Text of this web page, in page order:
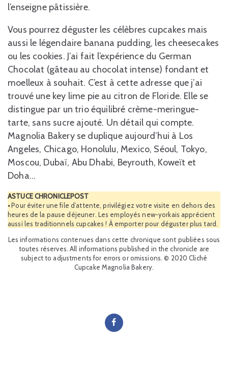
l’enseigne pâtissière.
Vous pourrez déguster les célèbres cupcakes mais
aussi le légendaire banana pudding, les cheesecakes
ou les cookies. J’ai fait l’expérience du German
Chocolat (gâteau au chocolat intense) fondant et
moelleux à souhait. C’est à cette adresse que j’ai
trouvé une key lime pie au citron de Floride. Elle se
distingue par un trio équilibré crème-meringue-
tarte, sans sucre ajouté. Un détail qui compte.
Magnolia Bakery se duplique aujourd’hui à Los
Angeles, Chicago, Honolulu, Mexico, Séoul, Tokyo,
Moscou, Dubaï, Abu Dhabi, Beyrouth, Koweït et
Doha…
ASTUCE CHRONICLEPOST
•Pour éviter une file d’attente, privilégiez votre visite en dehors des
heures de la pause déjeuner. Les employés new-yorkais apprécient
aussi les traditionnels cupcakes ! À emporter pour déguster plus tard.
Les informations contenues dans cette chronique sont publiées sous
toutes réserves. All informations published in the chronicle are
subject to adjustments for errors or omissions. © 2020 Cliché
Cupcake Magnolia Bakery.